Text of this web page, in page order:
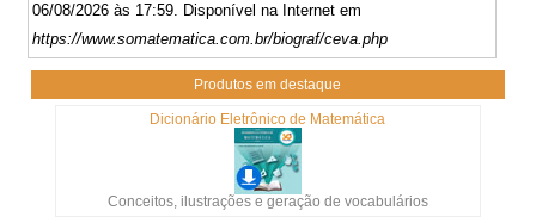
06/08/2026 às 17:59. Disponível na Internet em
https://www.somatematica.com.br/biograf/ceva.php
Produtos em destaque
Dicionário Eletrônico de Matemática
Conceitos, ilustrações e geração de vocabulários